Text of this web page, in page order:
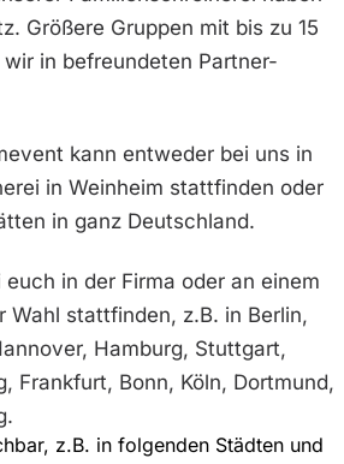
Größere Gruppen mit bis zu 15
in befreundeten Partner-
kann entweder bei uns in
in Weinheim stattfinden oder
in ganz Deutschland.
in der Firma oder an einem
Wahl stattfinden, z.B. in Berlin,
Hamburg, Stuttgart,
Frankfurt, Bonn, Köln, Dortmund,
z.B. in folgenden Städten und